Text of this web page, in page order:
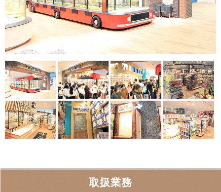
取扱業務